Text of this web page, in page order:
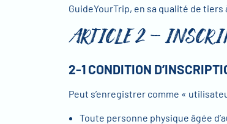
GuideYourTrip, en sa qualité de tiers
ARTICLE 2 –
2-1 CONDITION
Peut s’enregistrer comme «
Toute personne physique âgée